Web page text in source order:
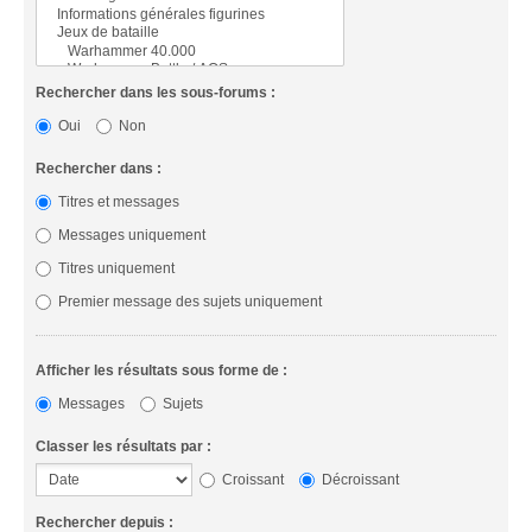
Rechercher dans les sous-forums :
Oui
Non
Rechercher dans :
Titres et messages
Messages uniquement
Titres uniquement
Premier message des sujets uniquement
Afficher les résultats sous forme de :
Messages
Sujets
Classer les résultats par :
Croissant
Décroissant
Rechercher depuis :